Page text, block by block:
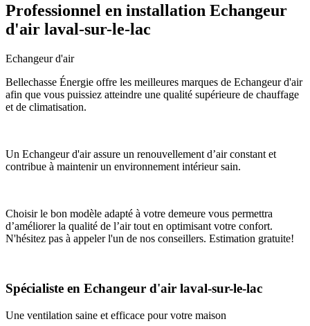
Professionnel en installation Echangeur
d'air laval-sur-le-lac
Echangeur d'air
Bellechasse Énergie offre les meilleures marques de Echangeur d'air
afin que vous puissiez atteindre une qualité supérieure de chauffage
et de climatisation.
Un Echangeur d'air assure un renouvellement d’air constant et
contribue à maintenir un environnement intérieur sain.
Choisir le bon modèle adapté à votre demeure vous permettra
d’améliorer la qualité de l’air tout en optimisant votre confort.
N'hésitez pas à appeler l'un de nos conseillers. Estimation gratuite!
Spécialiste en Echangeur d'air laval-sur-le-lac
Une ventilation saine et efficace pour votre maison